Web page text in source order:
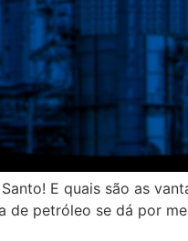
E quais são as
de petróleo se dá por